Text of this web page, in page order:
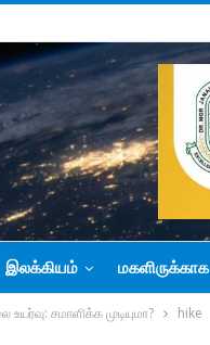
இலக்கியம் மகளிருக்காக
சமாளிக்க முடியுமா? hike